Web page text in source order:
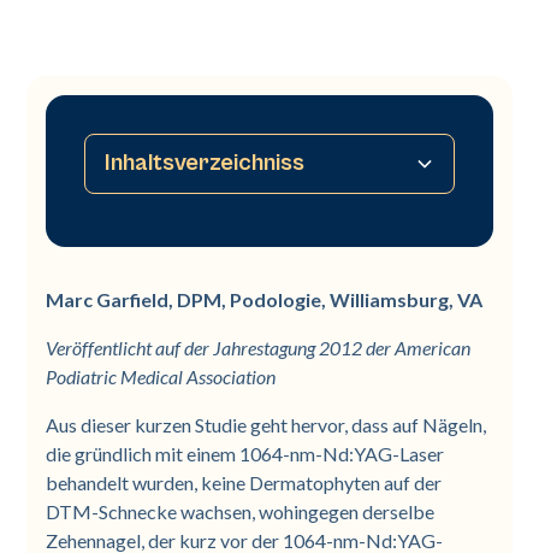
Marc Garfield, DPM, Podologie, Williamsburg, VA
Veröffentlicht auf der Jahrestagung 2012 der American
Podiatric Medical Association
Aus dieser kurzen Studie geht hervor, dass auf Nägeln,
die gründlich mit einem 1064-nm-Nd:YAG-Laser
behandelt wurden, keine Dermatophyten auf der
DTM-Schnecke wachsen, wohingegen derselbe
Zehennagel, der kurz vor der 1064-nm-Nd:YAG-
Inhaltsverzeichniss